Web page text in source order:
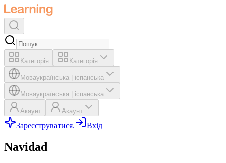
Категорія Категорія
Моваукраїнська іспанська
Моваукраїнська іспанська
Акаунт Акаунт
Зареєструватися. Вхід
Navidad